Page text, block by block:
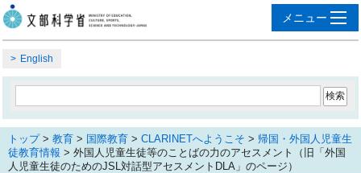
English
トップ> 教育 > 国際教育 > CLARINETへようこそ > 帰国・外国人児童生
徒教育情報 > 外国人児童生徒等のことばの力のアセスメント（旧「外国
人児童生徒のためのJSL対話型アセスメントDLA」のページ）